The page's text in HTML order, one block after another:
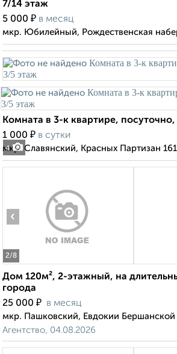
7/14 этаж
5 000 ₽ в месяц
мкр. Юбилейный, Рождественская
4
Комната в 3-к квартире,
1 000 ₽ в сутки
мкр. Славянский, Красных Партизан
2/8
‹
Дом 120м², 2-этажный, на
города
25 000 ₽ в месяц
мкр. Пашковский, Евдокии Бершанской
Агентство, 04.08.2026